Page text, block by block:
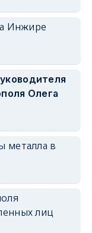
Инжире
Олега
металла в
лиц